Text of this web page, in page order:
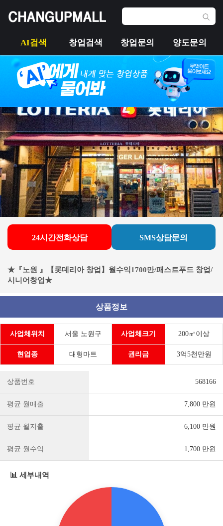
AI검색 창업검색 창업문의 양도문의
24시간전화상담 SMS상담문의
★『노원 』【롯데리아 창업】월수익1700만/패스트푸드 창업/
시니어창업★
상품정보
사업체위치 서울 노원구 사업체크기 200㎡이상
현업종 대형마트 권리금 3억5천만원
상품번호 568166
평균 월매출 7,800 만원
평균 월지출 6,100 만원
평균 월수익 1,700 만원
📊 세부내역